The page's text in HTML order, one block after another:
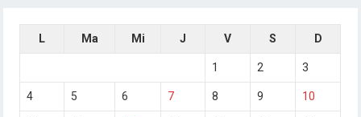
L Ma Mi J V S D
1 2 3
4 5 6 7 8 9 10